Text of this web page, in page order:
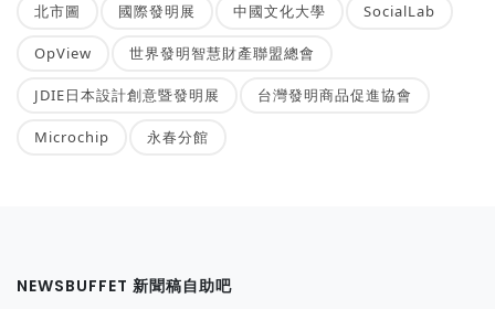
北市圖 國際發明展 中國文化大學 SocialLab
OpView 世界發明智慧財產聯盟總會
JDIE日本設計創意暨發明展 台灣發明商品促進協會
Microchip 永春分館
NEWSBUFFET 新聞稿自助吧